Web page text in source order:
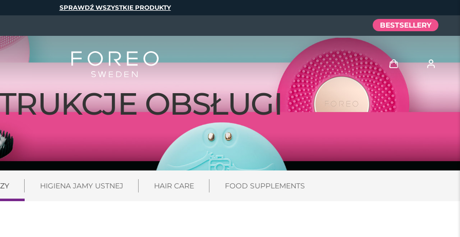
OBSŁUGI
HIGIENA JAMY USTNEJ HAIR CARE FOOD SUPPLEMENTS
SPRAWDŹ WSZYSTKIE PRODUKTY
BESTSELLERY
Moje zamówienia